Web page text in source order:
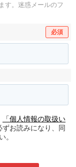
す。 迷惑メールのフ
必須
「個人情報の取扱い
お読みになり、同
。